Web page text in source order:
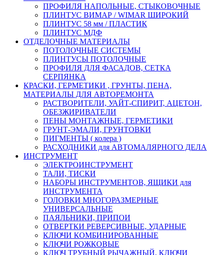
ПРОФИЛЯ НАПОЛЬНЫЕ, СТЫКОВОЧНЫЕ
ПЛИНТУС ВИМАР / WIMAR ШИРОКИЙ
ПЛИНТУС 58 мм / ПЛАСТИК
ПЛИНТУС МДФ
ОТДЕЛОЧНЫЕ МАТЕРИАЛЫ
ПОТОЛОЧНЫЕ СИСТЕМЫ
ПЛИНТУСЫ ПОТОЛОЧНЫЕ
ПРОФИЛЯ ДЛЯ ФАСАДОВ, СЕТКА
СЕРПЯНКА
КРАСКИ, ГЕРМЕТИКИ , ГРУНТЫ, ПЕНА,
МАТЕРИАЛЫ ДЛЯ АВТОРЕМОНТА
РАСТВОРИТЕЛИ, УАЙТ-СПИРИТ, АЦЕТОН,
ОБЕЗЖИРИВАТЕЛИ
ПЕНЫ МОНТАЖНЫЕ, ГЕРМЕТИКИ
ГРУНТ-ЭМАЛИ, ГРУНТОВКИ
ПИГМЕНТЫ ( колера )
РАСХОДНИКИ для АВТОМАЛЯРНОГО ДЕЛА
ИНСТРУМЕНТ
ЭЛЕКТРОИНСТРУМЕНТ
ТАЛИ, ТИСКИ
НАБОРЫ ИНСТРУМЕНТОВ, ЯЩИКИ для
ИНСТРУМЕНТА
ГОЛОВКИ МНОГОРАЗМЕРНЫЕ
УНИВЕРСАЛЬНЫЕ
ПАЯЛЬНИКИ, ПРИПОИ
ОТВЕРТКИ РЕВЕРСИВНЫЕ, УДАРНЫЕ
КЛЮЧИ КОМБИНИРОВАННЫЕ
КЛЮЧИ РОЖКОВЫЕ
КЛЮЧ ТРУБНЫЙ РЫЧАЖНЫЙ, КЛЮЧИ